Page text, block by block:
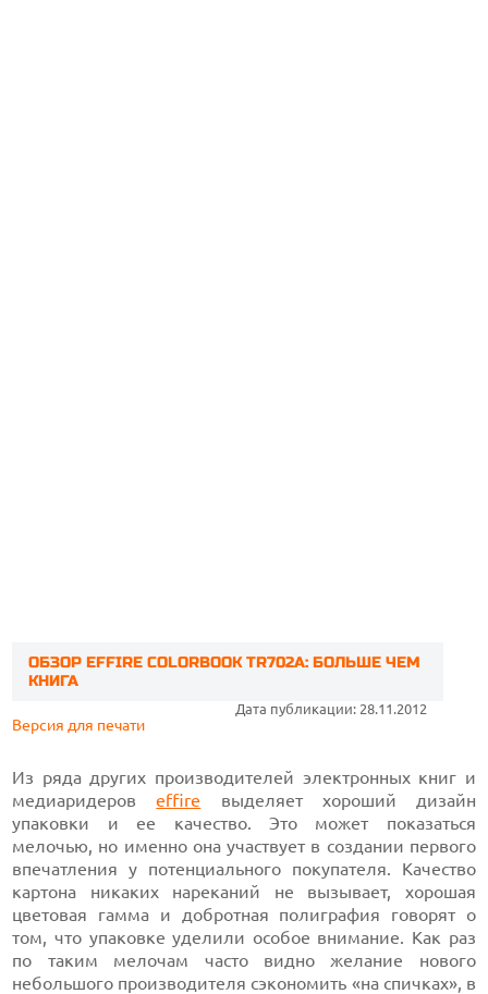
ОБЗОР EFFIRE COLORBOOK TR702A: БОЛЬШЕ ЧЕМ
КНИГА
Дата публикации: 28.11.2012
Версия для печати
Из ряда других производителей электронных книг и
медиаридеровeffire выделяет хороший дизайн
упаковки и ее качество. Это может показаться
мелочью, но именно она участвует в создании первого
впечатления у потенциального покупателя. Качество
картона никаких нареканий не вызывает, хорошая
цветовая гамма и добротная полиграфия говорят о
том, что упаковке уделили особое внимание. Как раз
по таким мелочам часто видно желание нового
небольшого производителя сэкономить «на спичках», в